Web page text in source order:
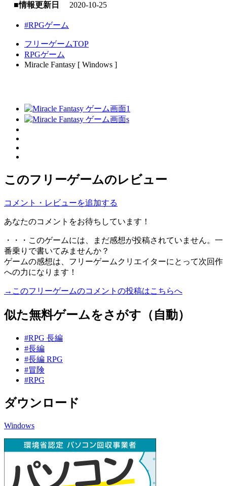
■情報更新日
2020-10-25
#RPGゲーム
フリーゲームTOP
RPGゲーム
Miracle Fantasy [ Windows ]
このフリーゲームのレビュー
コメント・レビューを追加する
あなたのコメントをお待ちしています！
・・・このゲームには、まだ感想が投稿されていません。一
番乗りで書いてみませんか？
ゲームの感想は、フリーゲームクリエイターにとって次回作
への力になります！
→このフリーゲームのコメントの投稿はこちらへ
似た無料ゲームをさがす（自動）
#RPG 長編
#長編
#長編 RPG
#冒険
#RPG
ダウンロード
Windows